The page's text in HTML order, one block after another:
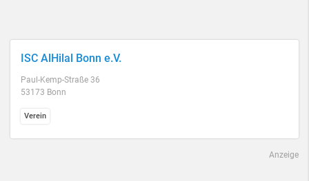
ISC AlHilal Bonn e.V.
Paul-Kemp-Straße 36
53173 Bonn
Verein
Anzeige